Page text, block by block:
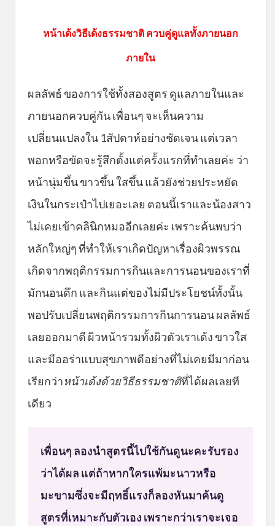
หน้าเด้งวิธีเด้งธรรมชาติ ควบคู่ดูแลทั้งภายนอก
ภายใน
ผลลัพธ์ ของการใช้ทั้งสองสูตร ดูแลภายในและ
ภายนอกควบคู่กัน เพื่อนๆ จะเห็นความ
เปลี่ยนแปลงใน 1สัปดาห์อย่างชัดเจน แต่เวลา
พอกหรือขัดจะรู้สึกตั้งแต่ครั้งแรกที่ทำเลยค่ะ ว่า
หน้านุ่มขึ้น ขาวขึ้น ใสขึ้น แล้วยังช่วยประหยัด
เงินในกระเป๋าไปเยอะเลย ตอนนี้เราและน้องสาว
ไม่เคยเข้าคลินิกหมออีกเลยค่ะ เพราะค้นพบว่า
หลักใหญ่ๆ ที่ทำให้เราเกิดปัญหาเรื่องผิวพรรณ
เกิดจากพฤติกรรมการกินและการนอนของเราที่
มักนอนดึก และกินแต่ของไม่มีประโยชน์ทั้งนั้น
พอปรับเปลี่ยนพฤติกรรมการกินการนอน ผลลัพธ์
เลยออกมาดี ผิวหน้ารวมทั้งผิวตัวเราเด้ง ขาวใส
และมีออร่าแบบสุขภาพดีอย่างที่ไม่เคยมีมาก่อน
เรียกว่าหน้าเด้งด้วยวิธีธรรมชาติที่ได้ผลเลยที
เดียว
เพื่อนๆ ลองนำสูตรนี้ไปใช้กันดูนะคะรับรอง
ว่าได้ผล แต่ถ้าหากใครแพ้มะนาวหรือ
มะขามซึ่งจะมีฤทธิ์แรงก็ลองหันมาค้นดู
สูตรที่เหมาะกับตัวเอง เพราะกว่าเราจะเจอ